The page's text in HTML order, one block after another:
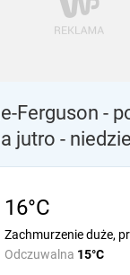
Ferguson -
jutro -
16°C
Odczuwalna 15°C
Zachmurzenie duże,